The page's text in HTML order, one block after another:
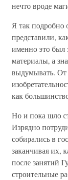
нечто вроде
Я так
представили,
именно это был
материалы, а
выдумывать. От
как
Но и пока шло
Изрядно
собирались в
заканчивая их,
после занятий
строительные